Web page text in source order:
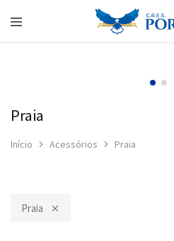
Loja
Praia
Início Acessórios Praia
Praia